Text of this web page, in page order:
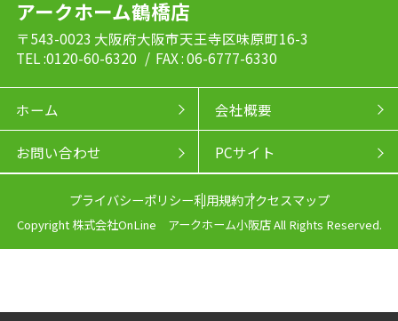
アークホーム鶴橋店
〒543-0023 大阪府大阪市天王寺区味原町16-3
TEL :0120-60-6320 / FAX : 06-6777-6330
ホーム 会社概要
お問い合わせ PCサイト
プライバシーポリシー利用規約アクセスマップ
Copyright 株式会社OnLine アークホーム小阪店 All Rights Reserved.